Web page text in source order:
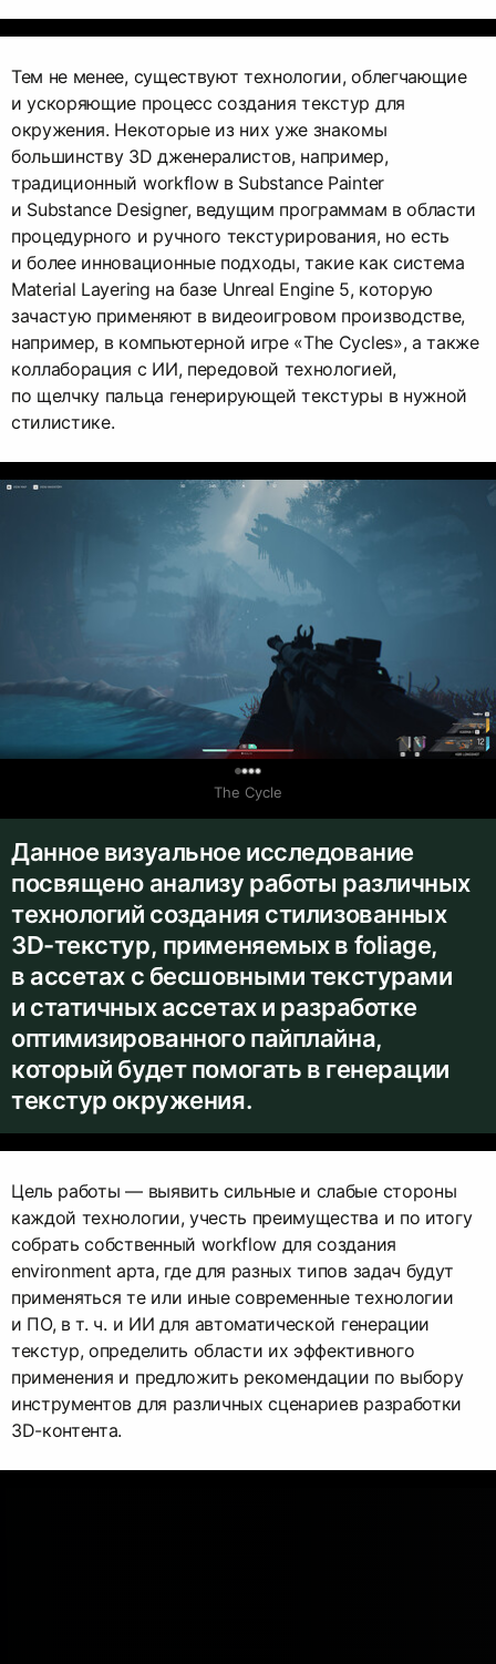
Тем не менее, существуют технологии, облегчающие
и ускоряющие процесс создания текстур для
окружения. Некоторые из них уже знакомы
большинству 3D дженералистов, например,
традиционный workflow в Substance Painter
и Substance Designer, ведущим программам в области
процедурного и ручного текстурирования, но есть
и более инновационные подходы, такие как система
Material Layering на базе Unreal Engine 5, которую
зачастую применяют в видеоигровом производстве,
например, в компьютерной игре «The Cycles», а также
коллаборация с ИИ, передовой технологией,
по щелчку пальца генерирующей текстуры в нужной
стилистике.
The Cycle
Данное визуальное исследование
посвящено анализу работы различных
технологий создания стилизованных
3D-текстур, применяемых в foliage,
в ассетах с бесшовными текстурами
и статичных ассетах и разработке
оптимизированного пайплайна,
который будет помогать в генерации
текстур окружения.
Цель работы — выявить сильные и слабые стороны
каждой технологии, учесть преимущества и по итогу
собрать собственный workflow для создания
environment арта, где для разных типов задач будут
применяться те или иные современные технологии
и ПО, в т. ч. и ИИ для автоматической генерации
текстур, определить области их эффективного
применения и предложить рекомендации по выбору
инструментов для различных сценариев разработки
3D-контента.